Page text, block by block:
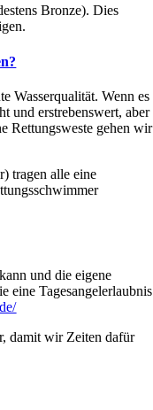
Bronze). Dies
Wasserqualität. Wenn es
und erstrebenswert, aber
Rettungsweste gehen wir
tragen alle eine
und die eigene
eine Tagesangelerlaubnis
damit wir Zeiten dafür